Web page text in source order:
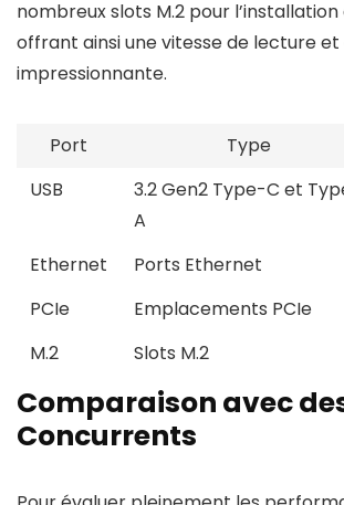
nombreux slots M.2 pour l’installation
offrant ainsi une vitesse de lecture et
impressionnante.
Port Type
USB
3.2 Gen2 Type-C et
A
Ethernet Ports Ethernet
PCIe
Emplacements PCIe
M.2
Slots M.2
Comparaison avec
Concurrents